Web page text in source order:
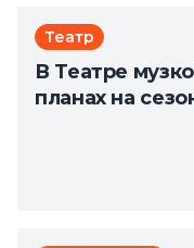
Театр
В Театре
планах на